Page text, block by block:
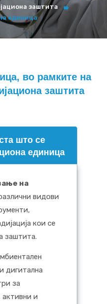
заштита
единица
во рамките на
заштита
што се
единица
на
видови
кои се
заштита.
дигитална
за
и